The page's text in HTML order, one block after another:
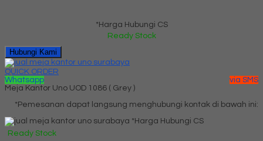
*Harga Hubungi CS
Ready Stock
Hubungi Kami
QUICK ORDER
Whatsapp
via SMS
Meja Kantor Uno UOD 1086 ( Grey )
*Pemesanan dapat langsung menghubungi kontak di bawah ini:
*Harga Hubungi CS
Ready Stock